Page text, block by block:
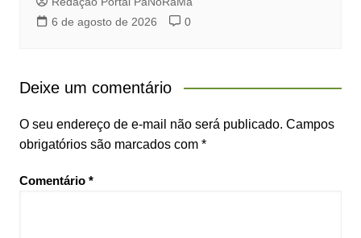
6 de agosto de 2026
0
Deixe um comentário
O seu endereço de e-mail não será publicado. Campos
obrigatórios são marcados com *
Comentário *